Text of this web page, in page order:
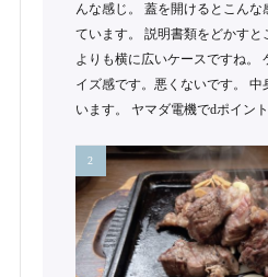
んな感じ。 蓋を開けるとこん
ています。 説明書類をどかすと
よりも横に広いケースですね。
イズ感です。悪くないです。 中
います。 ヤマダ電機でdポイン